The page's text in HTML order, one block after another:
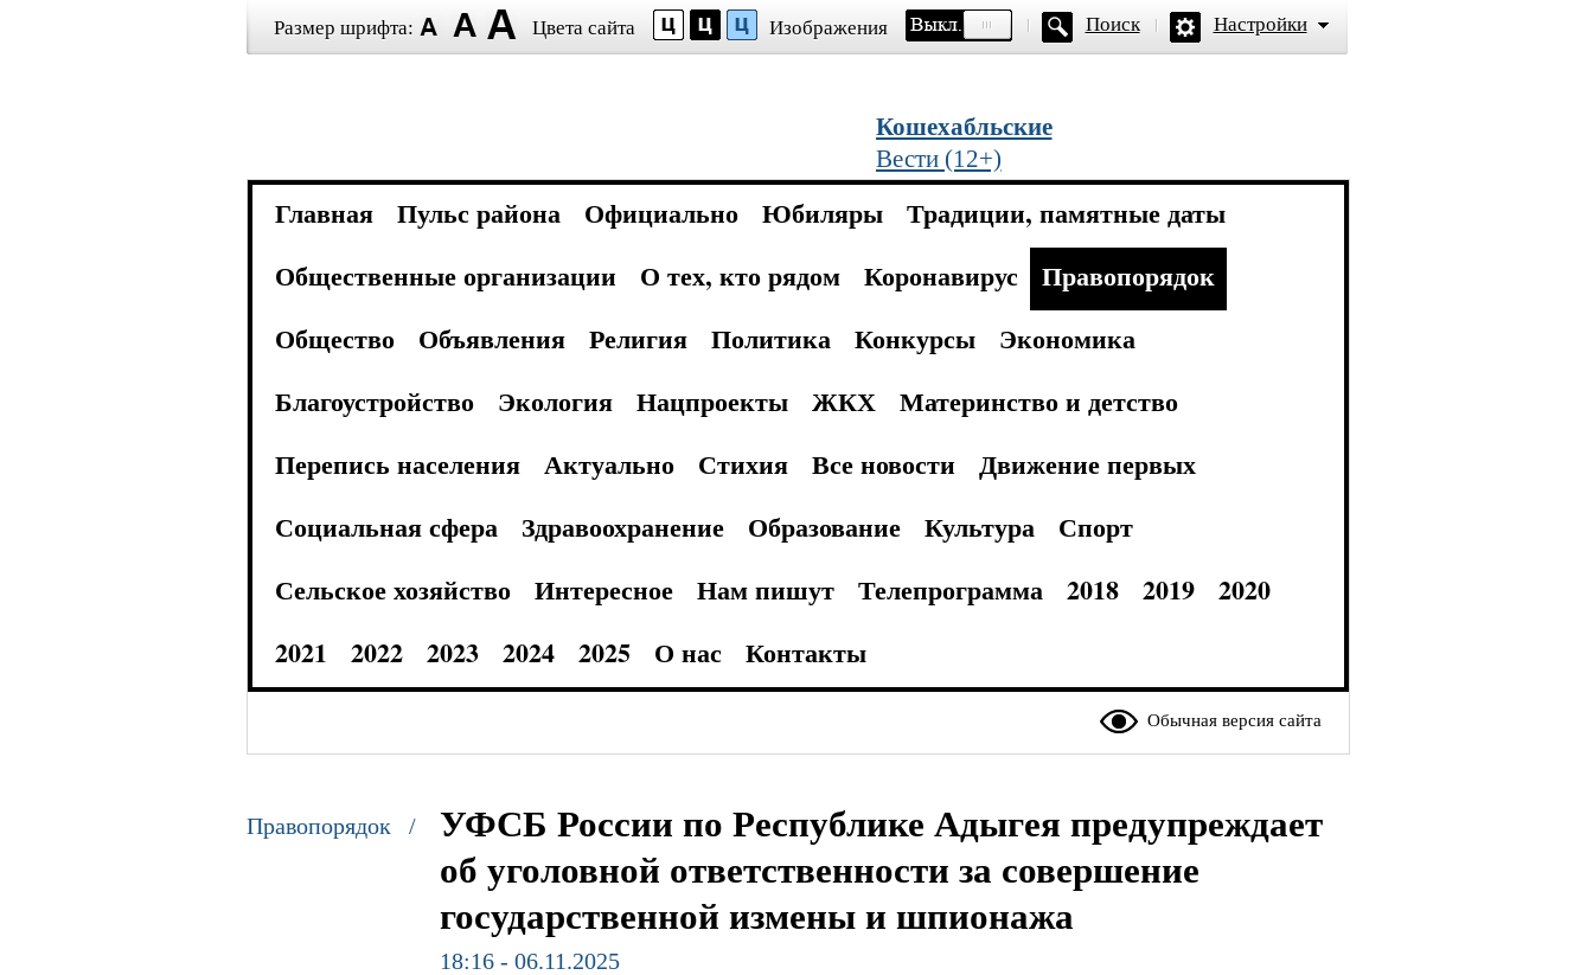
Размер шрифта: Цвета сайта Изображения Поиск Настройки
Кошехабльские
Вести (12+)
Главная Пульс района Официально Юбиляры
Традиции, памятные даты
Общественные организации
О тех, кто рядом Коронавирус
Правопорядок
Общество
Объявления Религия Политика Конкурсы
Экономика
Благоустройство
Экология Нацпроекты ЖКХ
Материнство и детство
Перепись населения
Актуально Стихия Все новости
Движение первых
Социальная сфера
Здравоохранение Образование Культура
Спорт
Сельское хозяйство
Интересное Нам пишут Телепрограмма 2018 2019
2020
2021
2022 2023 2024 2025 О нас Контакты
Обычная версия сайта
Правопорядок /
УФСБ России по Республике Адыгея предупреждает
об уголовной ответственности за совершение
государственной измены и шпионажа
18:16 - 06.11.2025